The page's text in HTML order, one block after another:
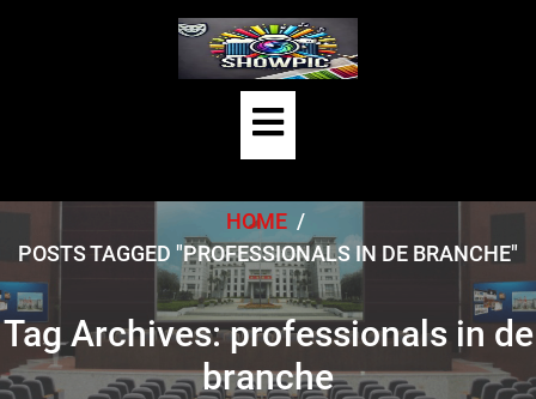
Open
Button
HOME /
POSTS TAGGED "PROFESSIONALS IN DE BRANCHE"
Tag Archives: professionals in de
branche